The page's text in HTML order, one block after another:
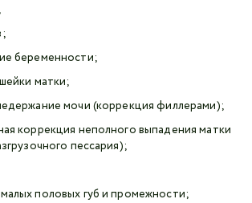
беременности;
матки;
мочи (коррекция филлерами);
коррекция неполного выпадения матки
пессария);
половых губ и промежности;